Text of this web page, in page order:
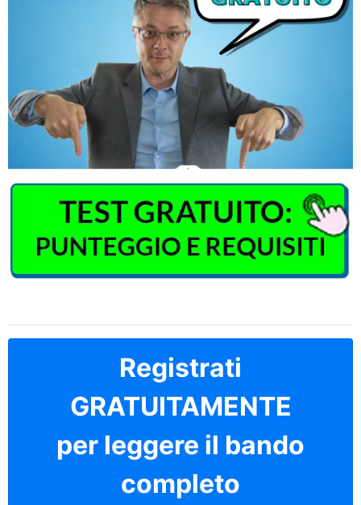
Registrati
GRATUITAMENTE
per leggere il bando
completo